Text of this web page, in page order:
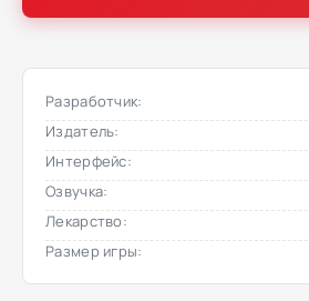
Разработчик:
Издатель:
Интерфейс:
Озвучка:
Лекарство:
Размер игры: